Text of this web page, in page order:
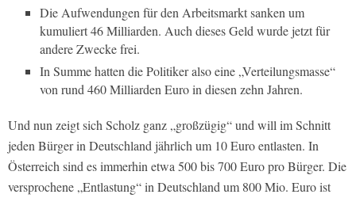
Die Aufwendungen für den Arbeitsmarkt sanken um
kumuliert 46 Milliarden. Auch dieses Geld wurde jetzt für
andere Zwecke frei.
In Summe hatten die Politiker also eine „Verteilungsmasse“
von rund 460 Milliarden Euro in diesen zehn Jahren.
Und nun zeigt sich Scholz ganz „großzügig“ und will im Schnitt
jeden Bürger in Deutschland jährlich um 10 Euro entlasten. In
Österreich sind es immerhin etwa 500 bis 700 Euro pro Bürger. Die
versprochene „Entlastung“ in Deutschland um 800 Mio. Euro ist